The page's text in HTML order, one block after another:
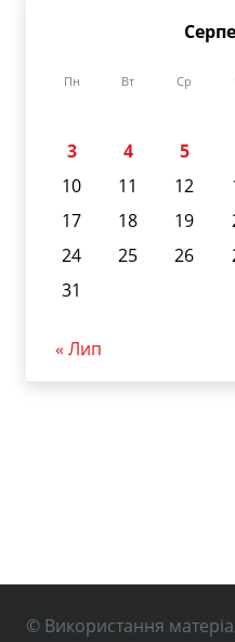
Пн Вт Ср
3
4 5
10
11 12
17
18 19
24
25 26
31
« Лип
© Використання